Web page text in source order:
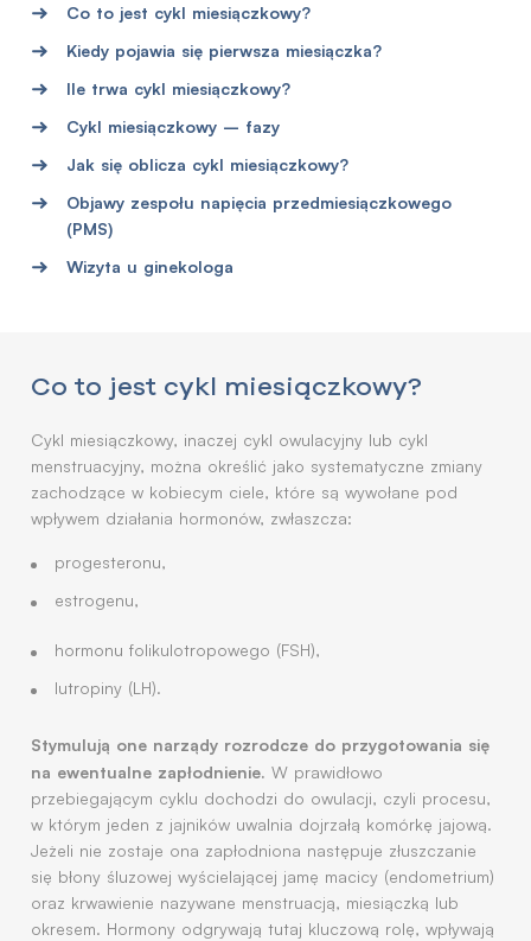
Co to jest cykl miesiączkowy?
Kiedy pojawia się pierwsza miesiączka?
Ile trwa cykl miesiączkowy?
Cykl miesiączkowy – fazy
Jak się oblicza cykl miesiączkowy?
Objawy zespołu napięcia przedmiesiączkowego
(PMS)
Wizyta u ginekologa
Co to jest cykl miesiączkowy?
Cykl miesiączkowy, inaczej cykl owulacyjny lub cykl
menstruacyjny, można określić jako systematyczne zmiany
zachodzące w kobiecym ciele, które są wywołane pod
wpływem działania hormonów, zwłaszcza:
progesteronu,
estrogenu,
hormonu folikulotropowego (FSH),
lutropiny (LH).
Stymulują one narządy rozrodcze do przygotowania się
na ewentualne zapłodnienie. W prawidłowo
przebiegającym cyklu dochodzi do owulacji, czyli procesu,
w którym jeden z jajników uwalnia dojrzałą komórkę jajową.
Jeżeli nie zostaje ona zapłodniona następuje złuszczanie
się błony śluzowej wyścielającej jamę macicy (endometrium)
oraz krwawienie nazywane menstruacją, miesiączką lub
okresem. Hormony odgrywają tutaj kluczową rolę, wpływają